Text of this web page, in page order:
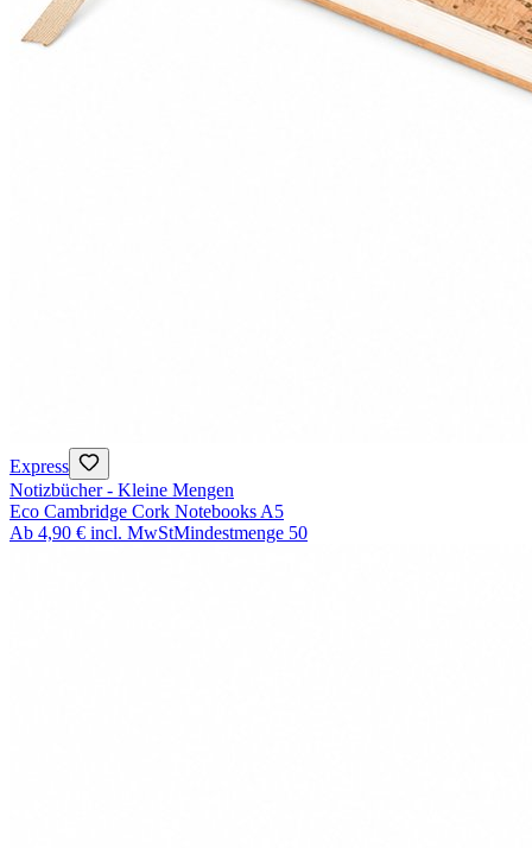
Express
Notizbücher - Kleine Mengen
Eco Cambridge Cork Notebooks A5
Ab 4,90 € incl. MwStMindestmenge 50